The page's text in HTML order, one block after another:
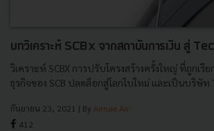
บทวิเคราะห์ SCBx จากสถาบันการเงิน สู่
วิเคราะห์ SCBX การปรับโครงสร้างครั้งใหญ่ ที่ถูกเรี
ธุรกิจของ SCB ปลดล็อกสู่โลกใบใหม่ และเป็นบริษัท
กันยายน 23, 2021 | By Airnae Air
412